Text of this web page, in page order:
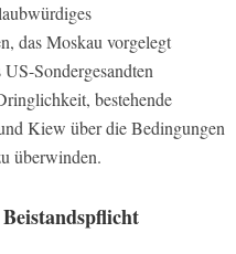
das Moskau vorgelegt
Sondergesandten
bestehende
Kiew über die Bedingungen
überwinden.